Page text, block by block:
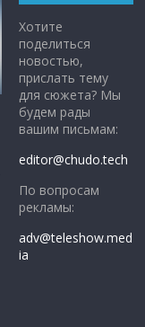
Хотите
поделиться
новостью,
прислать тему
для сюжета? Мы
будем рады
вашим письмам:
editor@chudo.tech
По вопросам
рекламы:
adv@teleshow.med
ia